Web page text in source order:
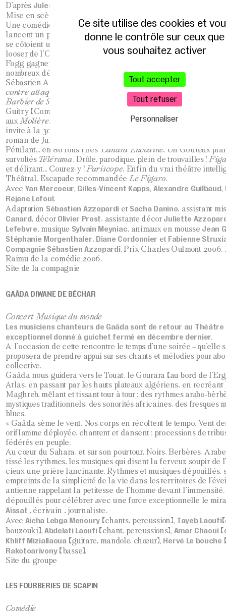
D’après Jules Verne
Mise en scène
Une comédie complètement décalée ! En 1872, Phileas Fogg
lancent un pari insensé : faire le tour du monde en 80 jours !
se côtoient une princesse indienne, un chinois fumeur
looser de l’Ouest et l’inspecteur de police le plus nul de toutes
Fogg gagnera t-il son pari? Et surtout obtiendra t-il le tarif 12-
nombreux déplacement ?
Sébastien Azzopardi vous propose leTour du Monde en 80
contre-attaquent
d’après La Fontaine, Rabelais, Voltaire
Barbier de Séville
de Beaumarchais (Cinq diamants,
Guitry (Comédie Bastille) et
auxMolières 2007
– Théâtre 14, Bouffes Parisiens) ce jeune
invite à la 300è de cette comédie survoltée et décalée qu’il a
roman de Jules Verne, avec Sacha Danino.
Pétulant… en 80 fous rires Canard Enchaîné, Un Goûteux
survoltés Télérama, Drôle, parodique, plein de trouvailles !
et délirant… Courez-y !Pariscope, Enfin du vrai théâtre
Théâtral, Escapade recommandée Le Figaro.
Avec Yan Mercoeur, Gilles-Vincent Kapps, Alexandre Guilbaud,
Réjane Lefoul.
Adaptation Sébastien Azzopardi et Sacha Danino, assistant
Canard, décor Olivier Prost, assistante décor Juliette
Lefebvre, musique Sylvain Meyniac, animaux en mousse Jean
Stéphanie Morgenthaler, Diane Cordonnier et Fabienne
Compagnie Sébastien Azzopardi. Prix Charles Oulmont 2006.
Raimu de la comédie 2006.
Site de la compagnie
GAÂDA DIWANE DE BÉCHAR
Concert Musique du monde
Les musiciens chanteurs de Gaâda sont de retour au
exceptionnel donné à guichet fermé en décembre dernier.
A l’occasion de cette rencontre le temps d’une soirée – qu’elle
proposera de prendre appui sur ses chants et mélodies pour
collective.
Gaâda nous guidera vers le Touat, le Gourara (au bord de
Atlas, en passant par les hauts plateaux algériens, en
Maghreb, mêlant et tissant tour à tour : des rythmes arabo-
mystiques traditionnels, des sonorités africaines, des fresques
blues.
« Gaâda sème le vent. Nos corps en récoltent le tempo. Vent
oriflamme déployée, chantent et dansent ; processions de
fédérés en peuple.
Au cœur du Sahara, et sur son pourtour, Noirs, Berbères,
tissé les rythmes, les musiques qui disent la ferveur, soupir de
cieux une prière lancinante. Rythmes et musiques dépouillés,
empreints de la simplicité de la vie dans les territoires de
antienne rappelant la petitesse de l’homme devant
dépouillés pour célébrer avec une force exceptionnelle le
Aîssat , écrivain , journaliste.
Avec Aicha Lebga Menoury (chants, percussion), Tayeb Laoufi
bouzouki), Abdelati Laoufi (chant, percussions), Amar Chaoui
Khliff Miziallaoua (guitare, mandole, chœur), Hervé Le bouche
Rakotoarivony (basse).
Site du groupe
LES FOURBERIES DE SCAPIN
Comédie
Ce site utilise des cookies et
donne le contrôle sur ceux que
vous souhaitez activer
Tout accepter
Tout refuser
Personnaliser